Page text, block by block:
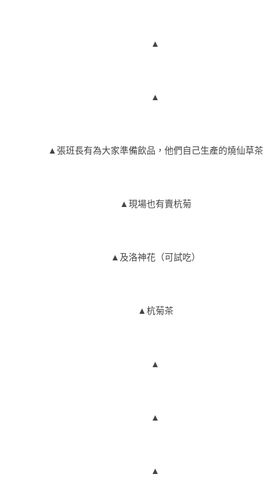
▲
▲
▲張班長有為大家準備飲品，他們自己生產的燒仙草茶
▲現場也有賣杭菊
▲及洛神花（可試吃）
▲杭菊茶
▲
▲
▲